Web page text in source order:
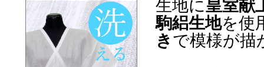
生地に皇室献
駒絽生地を使
きで模様が描